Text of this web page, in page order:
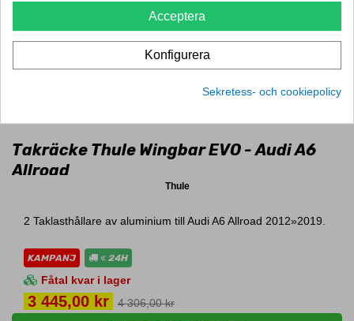
Takräcke Thule Wingbar EVO - Audi A6
Allroad
Thule
2 Taklasthållare av aluminium till Audi A6 Allroad 2012»2019.
KAMPANJ 24H
Fåtal kvar i lager
Pris
3 445,00 kr 4 306,00 kr
Acceptera
Konfigurera
Sekretess- och cookiepolicy